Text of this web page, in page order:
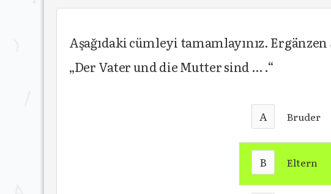
Aşağıdaki cümleyi tamamlayınız.
„Der Vater und die Mutter sind … .“
A Bruder
B Eltern